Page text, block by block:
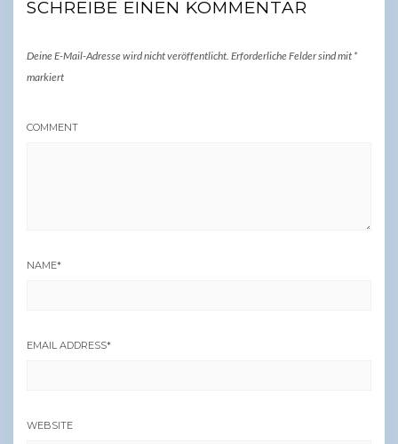
SCHREIBE EINEN KOMMENTAR
Deine E-Mail-Adresse wird nicht veröffentlicht. Erforderliche Felder sind mit *
markiert
COMMENT
NAME*
EMAIL ADDRESS*
WEBSITE